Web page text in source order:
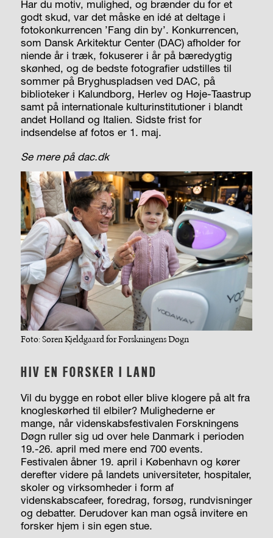
Har du motiv, mulighed, og brænder du for et
godt skud, var det måske en idé at deltage i
fotokonkurrencen ’Fang din by’. Konkurrencen,
som Dansk Arkitektur Center (DAC) afholder for
niende år i træk, fokuserer i år på bæredygtig
skønhed, og de bedste fotografier udstilles til
sommer på Bryghuspladsen ved DAC, på
biblioteker i Kalundborg, Herlev og Høje-Taastrup
samt på internationale kulturinstitutioner i blandt
andet Holland og Italien. Sidste frist for
indsendelse af fotos er 1. maj.
Se mere på dac.dk
Foto: Søren Kjeldgaard for Forskningens Døgn
HIV EN FORSKER I LAND
Vil du bygge en robot eller blive klogere på alt fra
knogleskørhed til elbiler? Mulighederne er
mange, når videnskabsfestivalen Forskningens
Døgn ruller sig ud over hele Danmark i perioden
19.-26. april med mere end 700 events.
Festivalen åbner 19. april i København og kører
derefter videre på landets universiteter, hospitaler,
skoler og virksomheder i form af
videnskabscafeer, foredrag, forsøg, rundvisninger
og debatter. Derudover kan man også invitere en
forsker hjem i sin egen stue.